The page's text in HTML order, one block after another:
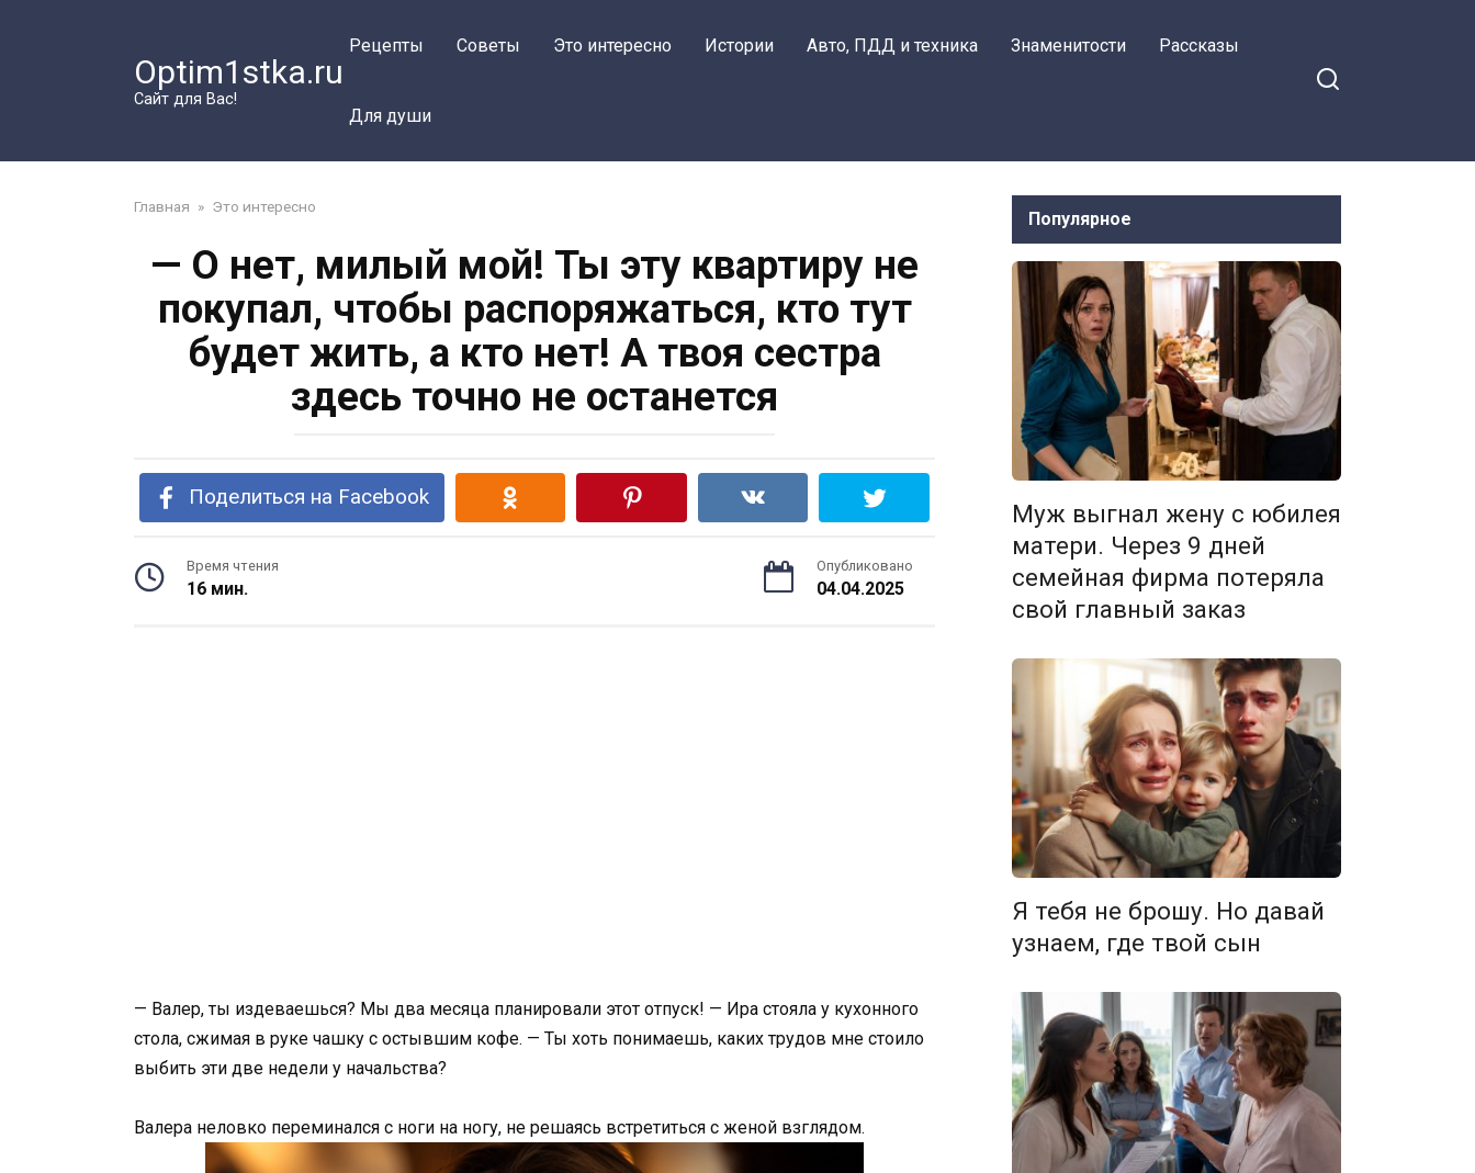
Optim1stka.ru
Сайт для Вас!
Рецепты Советы Это интересно Истории Авто, ПДД и техника Знаменитости Рассказы
Для души
Главная » Это интересно
— О нет, милый мой! Ты эту квартиру не
покупал, чтобы распоряжаться, кто тут
будет жить, а кто нет! А твоя сестра
здесь точно не останется
Поделиться на Facebook
Время чтения
16 мин.
Опубликовано
04.04.2025
— Валер, ты издеваешься? Мы два месяца планировали этот отпуск! — Ира стояла у кухонного
стола, сжимая в руке чашку с остывшим кофе. — Ты хоть понимаешь, каких трудов мне стоило
выбить эти две недели у начальства?
Валера неловко переминался с ноги на ногу, не решаясь встретиться с женой взглядом.
Популярное
Муж выгнал жену с юбилея
матери. Через 9 дней
семейная фирма потеряла
свой главный заказ
Я тебя не брошу. Но давай
узнаем, где твой сын
её тащить не